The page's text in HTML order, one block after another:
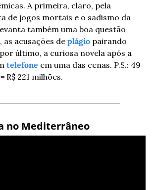
A primeira, claro, pela
de jogos mortais e o sadismo da
também uma boa questão
as acusações de plágio pairando
último, a curiosa novela após a
telefone em uma das cenas. P.S.: 49
R$ 221 milhões.
no Mediterrâneo